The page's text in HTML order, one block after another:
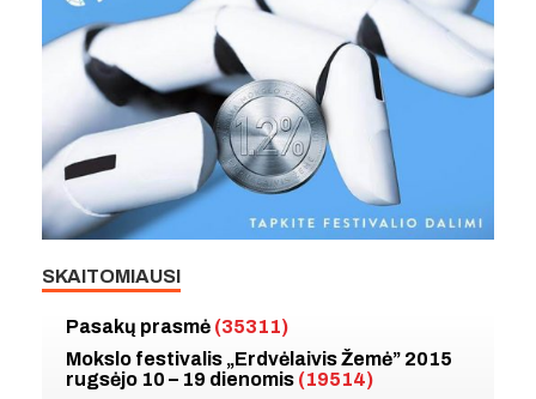
SKAITOMIAUSI
Pasakų prasmė (35311)
Mokslo festivalis „Erdvėlaivis Žemė” 2015
rugsėjo 10 – 19 dienomis (19514)